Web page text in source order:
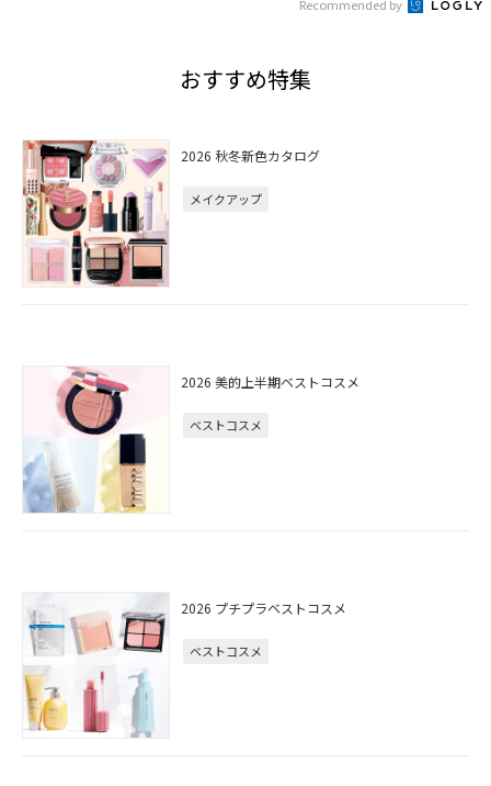
Recommended by
おすすめ特集
2026 秋冬新色カタログ
メイクアップ
2026 美的上半期ベストコスメ
ベストコスメ
2026 プチプラベストコスメ
ベストコスメ